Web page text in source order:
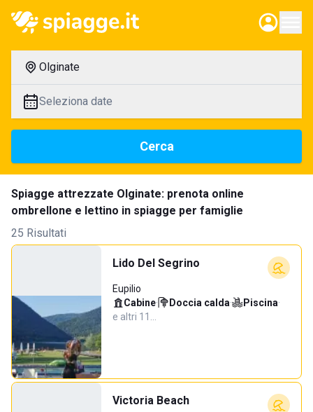
Olginate
Seleziona date
Cerca
Spiagge attrezzate Olginate: prenota online
ombrellone e lettino in spiagge per famiglie
25 Risultati
Lido Del Segrino
Eupilio
Cabine· Doccia calda· Piscina·
e altri 11…
Victoria Beach